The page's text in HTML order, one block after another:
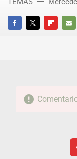
FACEBOOKTWITTER
E-